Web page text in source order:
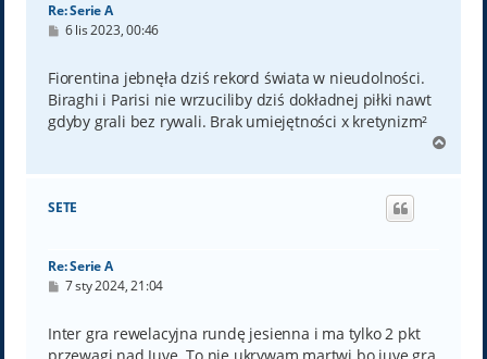
Re: Serie A
P
t
6 lis 2023, 00:46
Fiorentina jebnęła dziś rekord świata w nieudolności.
Biraghi i Parisi nie wrzuciliby dziś dokładnej piłki nawt
gdyby grali bez rywali. Brak umiejętności x kretynizm²
g
SETE
Re: Serie A
P
t
7 sty 2024, 21:04
Inter gra rewelacyjna rundę jesienna i ma tylko 2 pkt